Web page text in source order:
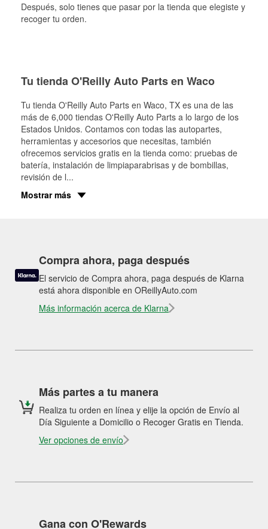
Después, solo tienes que pasar por la tienda que elegiste y
recoger tu orden.
Tu tienda O'Reilly Auto Parts en Waco
Tu tienda O'Reilly Auto Parts en Waco, TX es una de las
más de 6,000 tiendas O'Reilly Auto Parts a lo largo de los
Estados Unidos. Contamos con todas las autopartes,
herramientas y accesorios que necesitas, también
ofrecemos servicios gratis en la tienda como: pruebas de
batería, instalación de limpiaparabrisas y de bombillas,
revisión de l...
Mostrar más
Compra ahora, paga después
El servicio de Compra ahora, paga después de Klarna
está ahora disponible en OReillyAuto.com
Más información acerca de Klarna
Más partes a tu manera
Realiza tu orden en línea y elije la opción de Envío al
Día Siguiente a Domicilio o Recoger Gratis en Tienda.
Ver opciones de envío
Gana con O'Rewards